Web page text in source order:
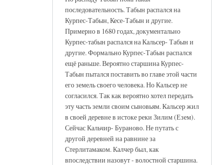
последовательность. Табын распался на
Курпес-Табын, Кесе-Табын и другие.
Примерно в 1680 годах, документально
Курпес-табын распался на Кальсер- Табын и
другие. Формально Курпес-Табын распался
ещё раньше. Вероятно старшина Курпес-
Табын пытался поставить во главе этой части
его земель своего человека. Но Кальсер не
согласился. Так как вероятно хотел передать
эту часть земли своим сыновьям. Кальсер жил
в своей деревне в истоке реки Зилим (Езем).
Сейчас Кальчир- Бураново. Не путать с
другой деревней на равнине за
Стерлитамаком. Калчер был, как
впоследствии назовут - волостной старшина.